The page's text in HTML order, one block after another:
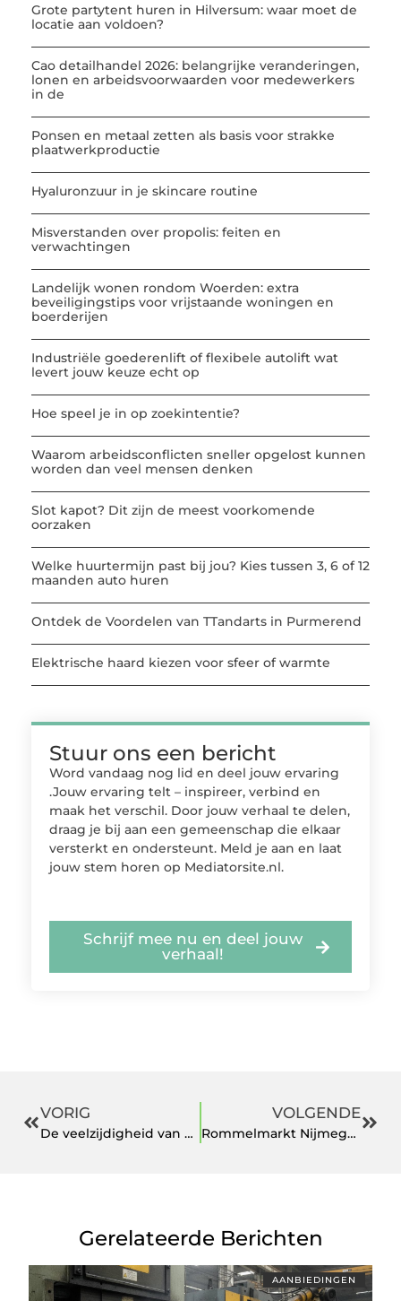
Grote partytent huren in Hilversum: waar moet de
locatie aan voldoen?
Cao detailhandel 2026: belangrijke veranderingen,
lonen en arbeidsvoorwaarden voor medewerkers
in de
Ponsen en metaal zetten als basis voor strakke
plaatwerkproductie
Hyaluronzuur in je skincare routine
Misverstanden over propolis: feiten en
verwachtingen
Landelijk wonen rondom Woerden: extra
beveiligingstips voor vrijstaande woningen en
boerderijen
Industriële goederenlift of flexibele autolift wat
levert jouw keuze echt op
Hoe speel je in op zoekintentie?
Waarom arbeidsconflicten sneller opgelost kunnen
worden dan veel mensen denken
Slot kapot? Dit zijn de meest voorkomende
oorzaken
Welke huurtermijn past bij jou? Kies tussen 3, 6 of 12
maanden auto huren
Ontdek de Voordelen van TTandarts in Purmerend
Elektrische haard kiezen voor sfeer of warmte
Stuur ons een bericht
Word vandaag nog lid en deel jouw ervaring
.Jouw ervaring telt – inspireer, verbind en
maak het verschil. Door jouw verhaal te delen,
draag je bij aan een gemeenschap die elkaar
versterkt en ondersteunt. Meld je aan en laat
jouw stem horen op Mediatorsite.nl.
Schrijf mee nu en deel jouw
verhaal!
VORIG
De veelzijdigheid van gekleurd glas in interieurontwerp
VOLGENDE
Rommelmarkt Nijmegen Ontdekken Een Reis Door Cultuur en Duurzaamheid
Gerelateerde Berichten
AANBIEDINGEN